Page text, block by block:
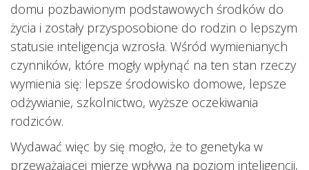
domu pozbawionym podstawowych środków do
życia i zostały przysposobione do rodzin o lepszym
statusie inteligencja wzrosła. Wśród wymienianych
czynników, które mogły wpłynąć na ten stan rzeczy
wymienia się: lepsze środowisko domowe, lepsze
odżywianie, szkolnictwo, wyższe oczekiwania
rodziców.
Wydawać więc by się mogło, że to genetyka w
przeważającej mierze wpływa na poziom inteligencji,